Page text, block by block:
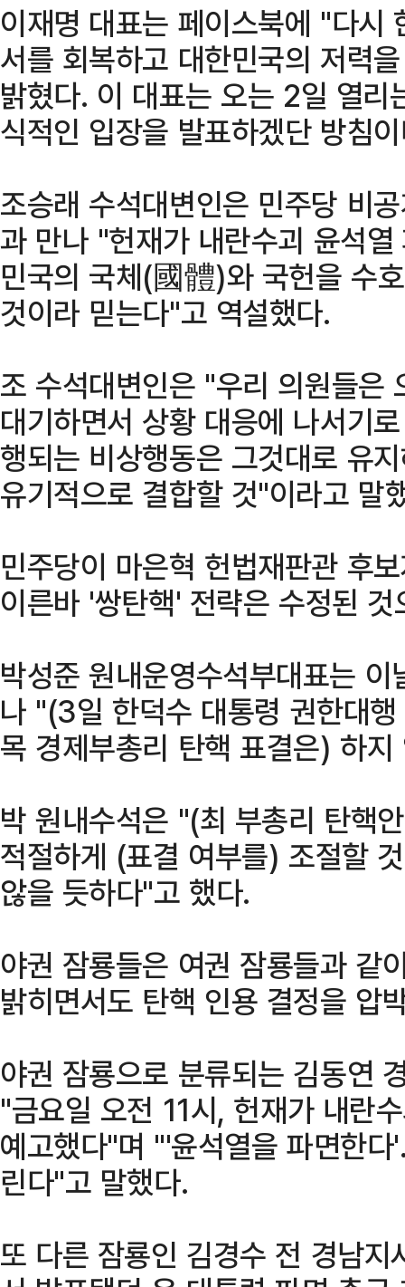
이재명 대표는 페이스북에 "다시
서를 회복하고 대한민국의 저력
밝혔다. 이 대표는 오는 2일 열리
식적인 입장을 발표하겠단 방침
조승래 수석대변인은 민주당 비
과 만나 "헌재가 내란수괴 윤석
민국의 국체(國體)와 국헌을 수
것이라 믿는다"고 역설했다.
조 수석대변인은 "우리 의원들은
대기하면서 상황 대응에 나서기
행되는 비상행동은 그것대로 유
유기적으로 결합할 것"이라고 말
민주당이 마은혁 헌법재판관 후
이른바 '쌍탄핵' 전략은 수정된
박성준 원내운영수석부대표는
나 "(3일 한덕수 대통령 권한대
목 경제부총리 탄핵 표결은) 하
박 원내수석은 "(최 부총리 탄핵
적절하게 (표결 여부를) 조절할
않을 듯하다"고 했다.
야권 잠룡들은 여권 잠룡들과 같
밝히면서도 탄핵 인용 결정을 압
야권 잠룡으로 분류되는 김동연
"금요일 오전 11시, 헌재가 내란
예고했다"며 "'윤석열을 파면한
린다"고 말했다.
또 다른 잠룡인 김경수 전 경남